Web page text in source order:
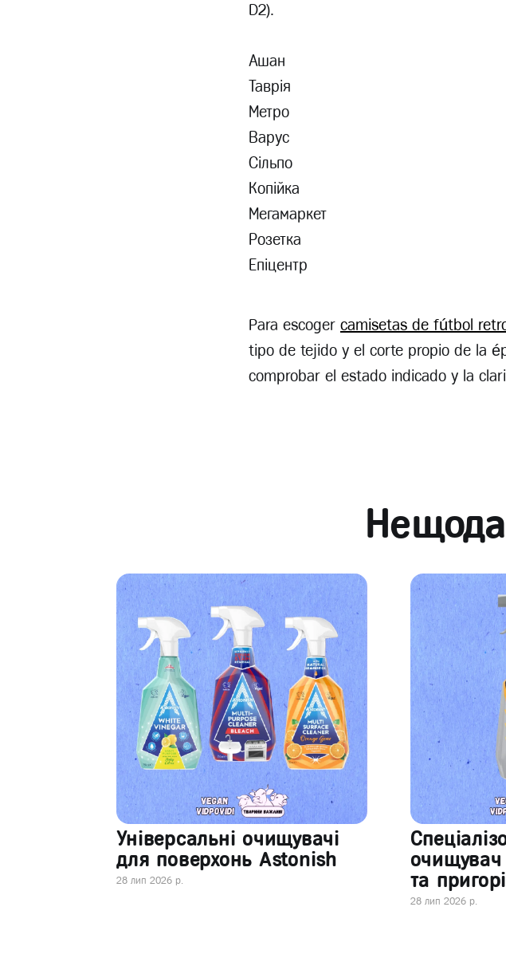
D2).
Ашан
Таврія
Метро
Варус
Сільпо
Копійка
Мегамаркет
Розетка
Епіцентр
Para escoger camisetas de fútbol
tipo de tejido y el corte propio de la
comprobar el estado indicado y la
Універсальні очищувачі
для поверхонь Astonish
28 лип 2026 р.
очищувач
та
28 лип 2026 р.